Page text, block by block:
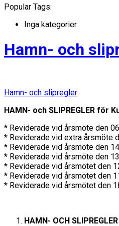
Popular Tags:
Inga kategorier
Hamn- och
Hamn- och slipregler
HAMN- och SLIPREGLER för
* Reviderade vid årsmöte den
* Reviderade vid extra årsmöte
* Reviderade vid årsmöte den
* Reviderade vid årsmöte den
* Reviderade vid årsmötet den
* Reviderade vid årsmötet den
* Reviderade vid årsmötet den
HAMN- OCH SLIPREGLER